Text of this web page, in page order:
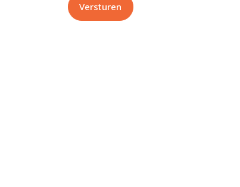
Versturen